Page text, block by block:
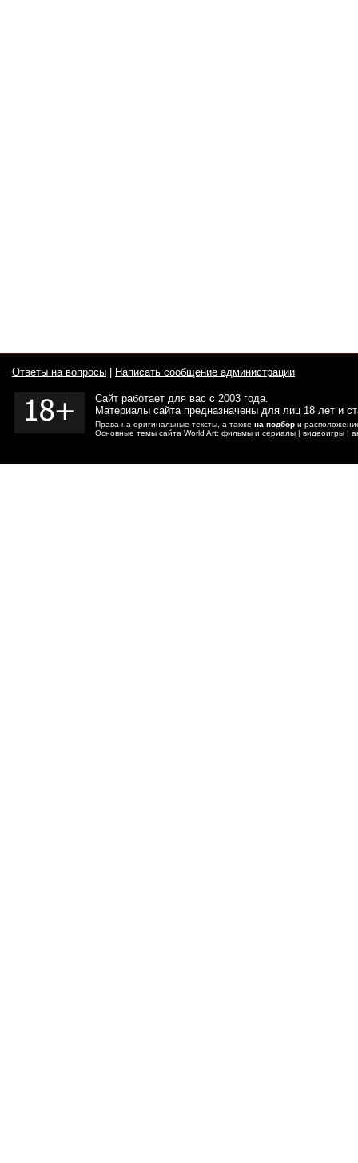
Ответы на вопросы Написать сообщение администрации
Сайт работает для вас с 2003 года.
Материалы сайта предназначены для лиц 18 лет и
Права на оригинальные тексты, а также на подбор и
Основные темы сайта World Art: фильмы и сериалы | видеоигры |